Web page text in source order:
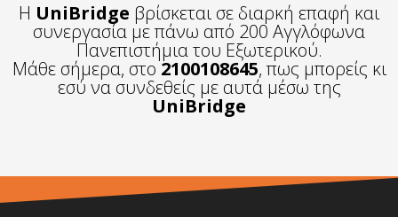
Η UniBridge βρίσκεται σε διαρκή επαφή και
συνεργασία με πάνω από 200 Αγγλόφωνα
Πανεπιστήμια του Εξωτερικού.
Μάθε σήμερα, στο2100108645, πως μπορείς κι
εσύ να συνδεθείς με αυτά μέσω της
UniBridge